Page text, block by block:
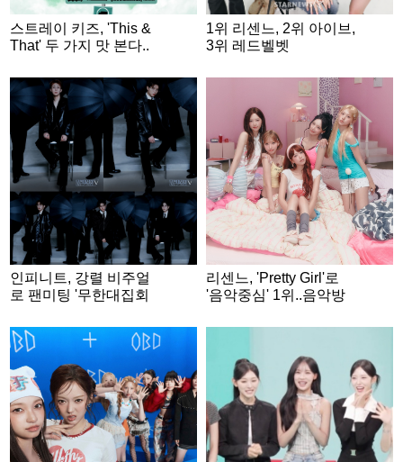
스트레이 키즈, 'This &
That' 두 가지 맛 본다..
1위 리센느, 2위 아이브,
3위 레드벨벳
인피니트, 강렬 비주얼
로 팬미팅 '무한대집회
개..기대감 증폭
리센느, 'Pretty Girl'로
'음악중심' 1위..음악방